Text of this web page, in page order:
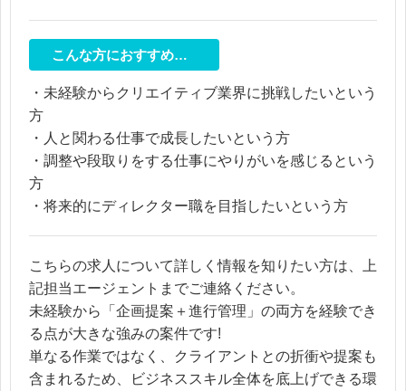
こんな方におすすめ…
・未経験からクリエイティブ業界に挑戦したいという
方
・人と関わる仕事で成長したいという方
・調整や段取りをする仕事にやりがいを感じるという
方
・将来的にディレクター職を目指したいという方
こちらの求人について詳しく情報を知りたい方は、上
記担当エージェントまでご連絡ください。
未経験から「企画提案＋進行管理」の両方を経験でき
る点が大きな強みの案件です!
単なる作業ではなく、クライアントとの折衝や提案も
含まれるため、ビジネススキル全体を底上げできる環